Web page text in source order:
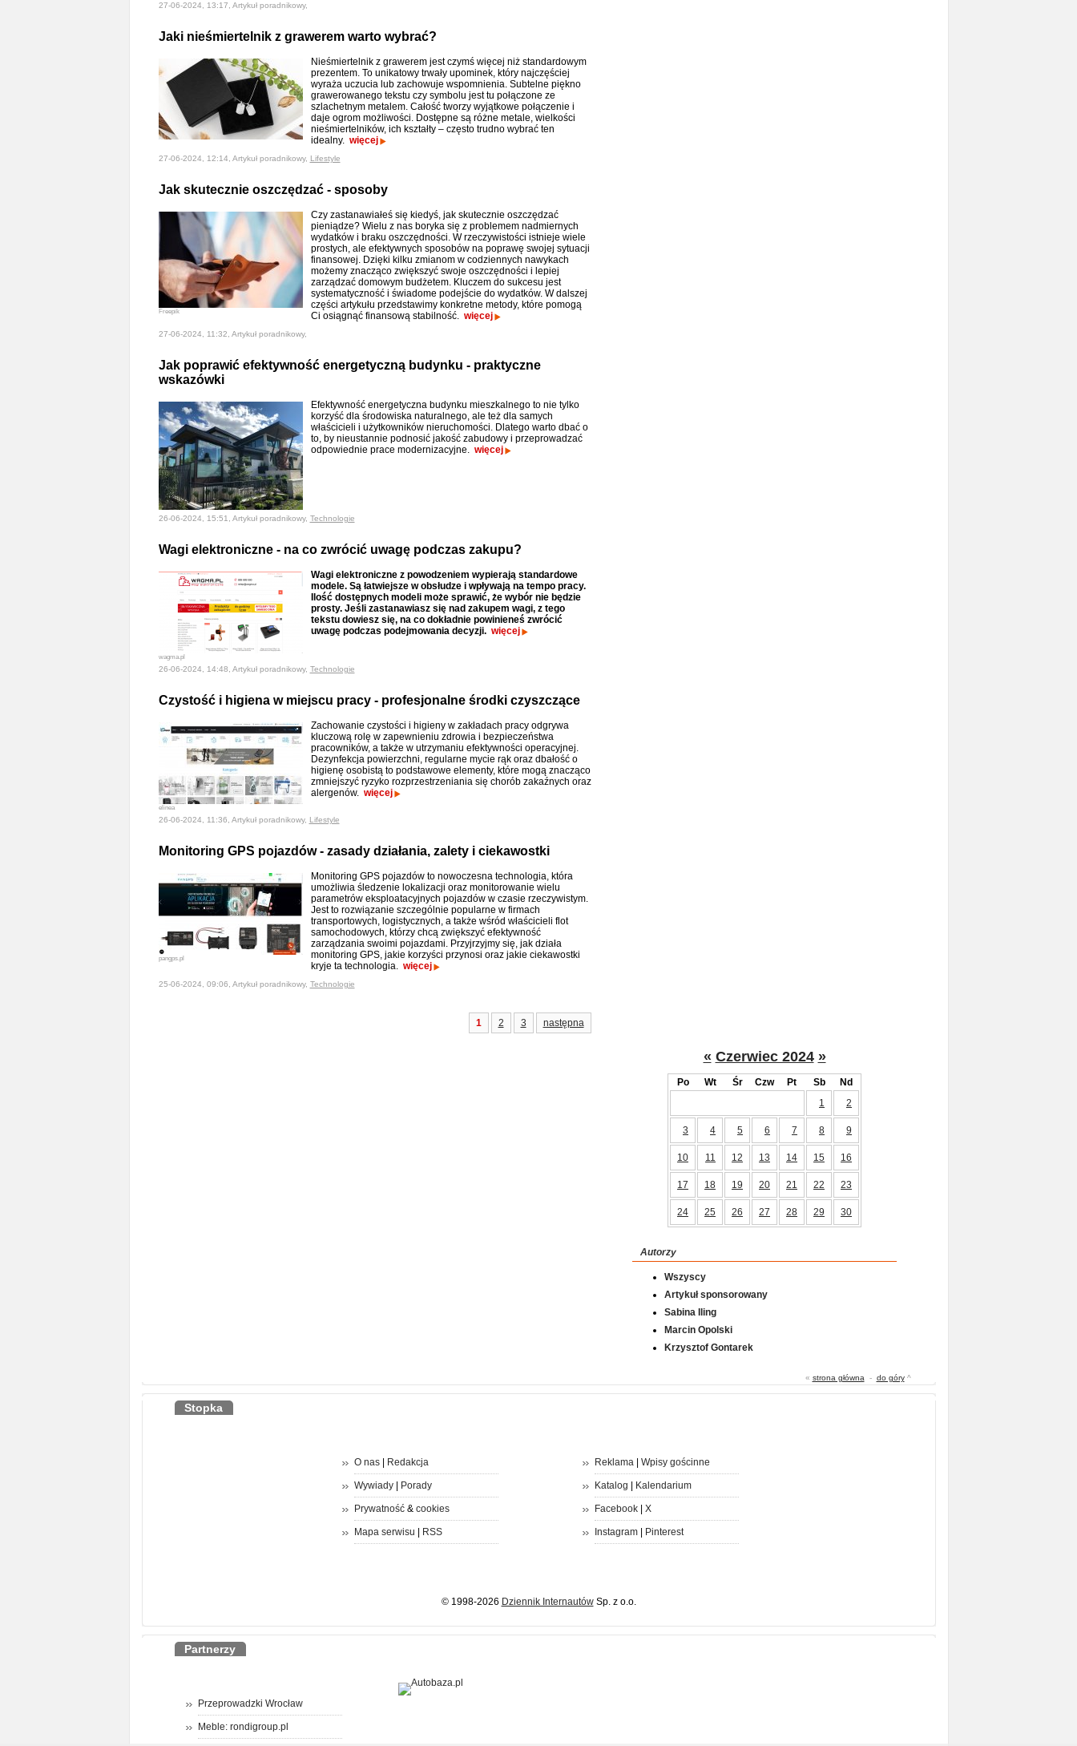
27-06-2024, 13:17, Artykuł poradnikowy,
Jaki nieśmiertelnik z grawerem warto wybrać?
Nieśmiertelnik z grawerem jest czymś więcej niż standardowym
prezentem. To unikatowy trwały upominek, który najczęściej
wyraża uczucia lub zachowuje wspomnienia. Subtelne piękno
grawerowanego tekstu czy symbolu jest tu połączone ze
szlachetnym metalem. Całość tworzy wyjątkowe połączenie i
daje ogrom możliwości. Dostępne są różne metale, wielkości
nieśmiertelników, ich kształty – często trudno wybrać ten
idealny. więcej
27-06-2024, 12:14, Artykuł poradnikowy, Lifestyle
Jak skutecznie oszczędzać - sposoby
Freepik
Czy zastanawiałeś się kiedyś, jak skutecznie oszczędzać
pieniądze? Wielu z nas boryka się z problemem nadmiernych
wydatków i braku oszczędności. W rzeczywistości istnieje wiele
prostych, ale efektywnych sposobów na poprawę swojej sytuacji
finansowej. Dzięki kilku zmianom w codziennych nawykach
możemy znacząco zwiększyć swoje oszczędności i lepiej
zarządzać domowym budżetem. Kluczem do sukcesu jest
systematyczność i świadome podejście do wydatków. W dalszej
części artykułu przedstawimy konkretne metody, które pomogą
Ci osiągnąć finansową stabilność. więcej
27-06-2024, 11:32, Artykuł poradnikowy,
Jak poprawić efektywność energetyczną budynku - praktyczne
wskazówki
Efektywność energetyczna budynku mieszkalnego to nie tylko
korzyść dla środowiska naturalnego, ale też dla samych
właścicieli i użytkowników nieruchomości. Dlatego warto dbać o
to, by nieustannie podnosić jakość zabudowy i przeprowadzać
odpowiednie prace modernizacyjne. więcej
26-06-2024, 15:51, Artykuł poradnikowy, Technologie
Wagi elektroniczne - na co zwrócić uwagę podczas zakupu?
wagma.pl
Wagi elektroniczne z powodzeniem wypierają standardowe
modele. Są łatwiejsze w obsłudze i wpływają na tempo pracy.
Ilość dostępnych modeli może sprawić, że wybór nie będzie
prosty. Jeśli zastanawiasz się nad zakupem wagi, z tego
tekstu dowiesz się, na co dokładnie powinieneś zwrócić
uwagę podczas podejmowania decyzji. więcej
26-06-2024, 14:48, Artykuł poradnikowy, Technologie
Czystość i higiena w miejscu pracy - profesjonalne środki czyszczące
elinea
Zachowanie czystości i higieny w zakładach pracy odgrywa
kluczową rolę w zapewnieniu zdrowia i bezpieczeństwa
pracowników, a także w utrzymaniu efektywności operacyjnej.
Dezynfekcja powierzchni, regularne mycie rąk oraz dbałość o
higienę osobistą to podstawowe elementy, które mogą znacząco
zmniejszyć ryzyko rozprzestrzeniania się chorób zakaźnych oraz
alergenów. więcej
26-06-2024, 11:36, Artykuł poradnikowy, Lifestyle
Monitoring GPS pojazdów - zasady działania, zalety i ciekawostki
pangps.pl
Monitoring GPS pojazdów to nowoczesna technologia, która
umożliwia śledzenie lokalizacji oraz monitorowanie wielu
parametrów eksploatacyjnych pojazdów w czasie rzeczywistym.
Jest to rozwiązanie szczególnie popularne w firmach
transportowych, logistycznych, a także wśród właścicieli flot
samochodowych, którzy chcą zwiększyć efektywność
zarządzania swoimi pojazdami. Przyjrzyjmy się, jak działa
monitoring GPS, jakie korzyści przynosi oraz jakie ciekawostki
kryje ta technologia. więcej
25-06-2024, 09:06, Artykuł poradnikowy, Technologie
1 2 3 następna
« Czerwiec 2024 »
Po Wt Śr Czw Pt Sb
Nd
1
2
3 4 5 6 7 8 9
10 11 12 13 14 15 16
17 18 19 20 21 22 23
24 25 26 27 28 29 30
Autorzy
Wszyscy
Artykuł sponsorowany
Sabina Iling
Marcin Opolski
Krzysztof Gontarek
« strona główna - do góry^
Stopka
O nas| Redakcja
Wywiady| Porady
Prywatność& cookies
Mapa serwisu | RSS
Reklama| Wpisy gościnne
Katalog | Kalendarium
Facebook| X
Instagram| Pinterest
© 1998-2026 Dziennik InternautówSp. z o.o.
Partnerzy
Przeprowadzki Wrocław
Meble: rondigroup.pl